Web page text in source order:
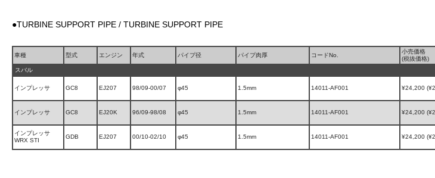
●TURBINE SUPPORT PIPE / TURBINE SUPPORT PIPE
車種 型式 エンジン 年式 パイプ径 パイプ肉厚 コードNo.
小売価格
(税抜価格)
スバル
インプレッサ GC8 EJ207 98/09-00/07 φ45 1.5mm 14011-AF001 ¥24,200
インプレッサ GC8 EJ20K 96/09-98/08 φ45 1.5mm 14011-AF001 ¥24,200
インプレッサ
WRX STI
GDB EJ207 00/10-02/10 φ45 1.5mm 14011-AF001 ¥24,200